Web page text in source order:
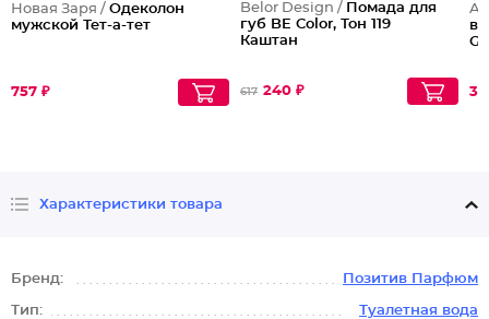
Новая Заря / Одеколон
мужской Тет-а-тет
757 ₽
Belor Design / Помада для
губ BE Color, Тон 119
Каштан
617 240 ₽
Характеристики товара
Бренд: Позитив Парфюм
Тип: Туалетная вода